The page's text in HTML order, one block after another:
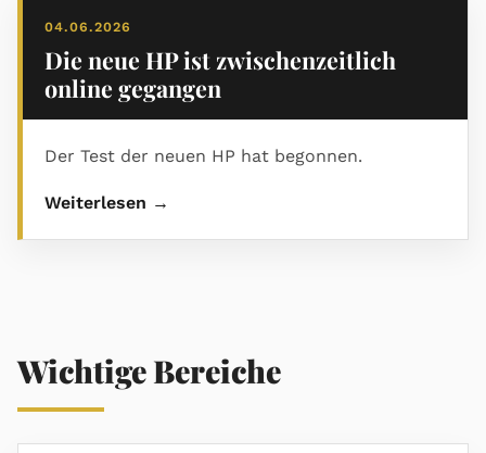
04.06.2026
Die neue HP ist zwischenzeitlich
online gegangen
Der Test der neuen HP hat begonnen.
Weiterlesen →
Wichtige Bereiche